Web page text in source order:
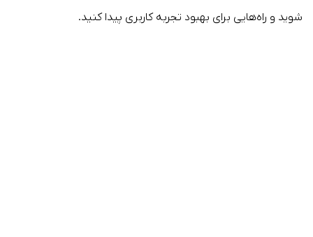
شوید و راه‌هایی برای بهبود تجربه کاربری پیدا کنید.